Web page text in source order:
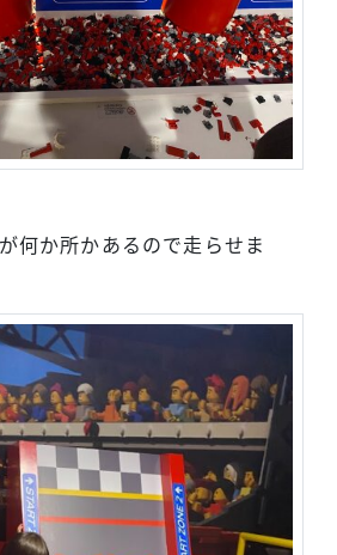
何か所かあるので走らせま